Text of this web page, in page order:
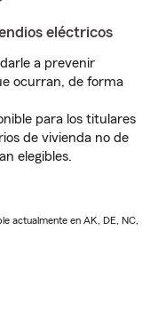
eléctricos
a prevenir
ocurran, de forma
para los titulares
de vivienda no de
elegibles.
actualmente en AK, DE, NC,